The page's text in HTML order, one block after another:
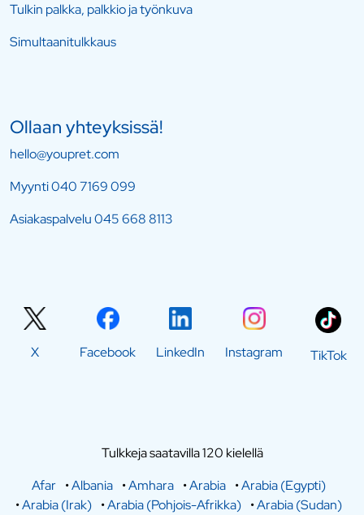
Tulkin palkka, palkkio ja työnkuva
Simultaanitulkkaus
Ollaan yhteyksissä!
hello@youpret.com
Myynti040 7169 099
Asiakaspalvelu045 668 8113
X Facebook LinkedIn Instagram TikTok
Tulkkeja saatavilla 120 kielellä
Afar •Albania •Amhara •Arabia •Arabia (Egypti)
•Arabia (Irak) •Arabia (Pohjois-Afrikka) •Arabia (Sudan)